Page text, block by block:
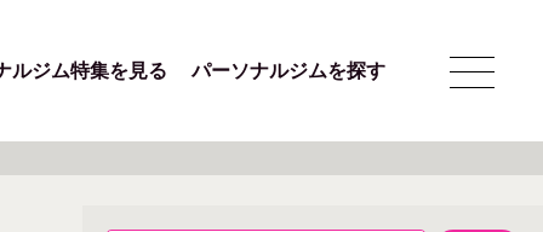
ルジム特集を見る パーソナルジムを探す